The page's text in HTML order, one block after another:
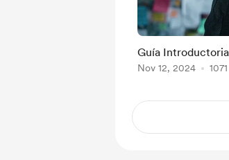
Guía
Nov 12, 2024